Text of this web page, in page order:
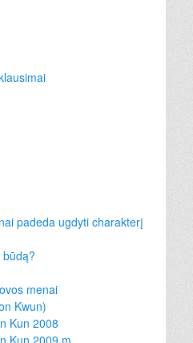
padeda ugdyti charakterį
menai
Kwun)
Kun 2008